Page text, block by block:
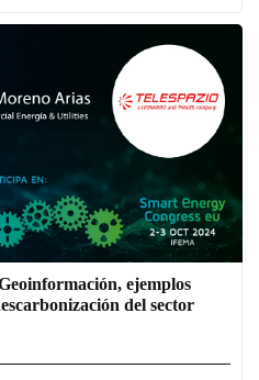
ejemplos
del sector